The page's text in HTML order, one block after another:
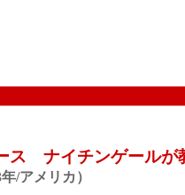
ース ナイチンゲール
年/アメリカ）